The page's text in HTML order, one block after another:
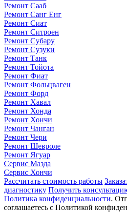
Ремонт Сааб
Ремонт Санг Енг
Ремонт Сиат
Ремонт Ситроен
Ремонт Субару
Ремонт Сузуки
Ремонт Танк
Ремонт Тойота
Ремонт Фиат
Ремонт Фольцваген
Ремонт Форд
Ремонт Хавал
Ремонт Хонда
Ремонт Хончи
Ремонт Чанган
Ремонт Чери
Ремонт Шевроле
Ремонт Ягуар
Сервис Мазда
Сервис Хончи
Рассчитать стоимость работы
диагностику Получить
Политика конфиденциальности.
соглашаетесь с Политикой